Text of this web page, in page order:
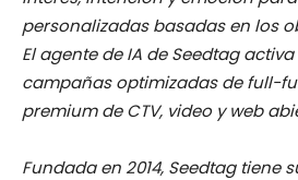
personalizadas basadas en los
El agente de IA de Seedtag
campañas optimizadas de full-
premium de CTV, video y web
Fundada en 2014, Seedtag tiene